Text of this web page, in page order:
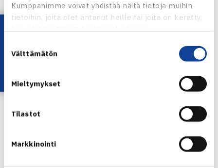
Kumppanimme voivat yhdistää näitä tietoja muihin
tietoihin, joita olet antanut heille tai joita on kerätty,
valinta
Välttämätön
Mieltymykset
Tilastot
Markkinointi
← Edellinen
Lataa OmaTennis!